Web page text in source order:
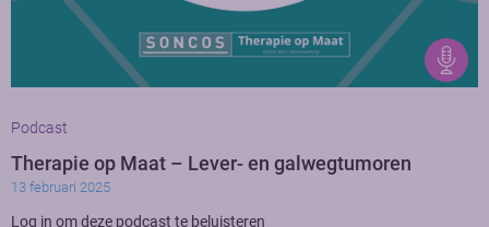
Podcast
Therapie op Maat – Lever- en galwegtumoren
13 februari 2025
Log in om deze podcast te beluisteren